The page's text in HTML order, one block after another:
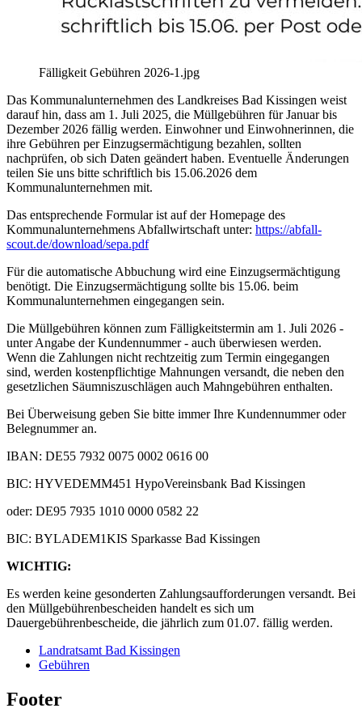
Fälligkeit Gebühren 2026-1.jpg
Das Kommunalunternehmen des Landkreises Bad Kissingen weist
darauf hin, dass am 1. Juli 2025, die Müllgebühren für Januar bis
Dezember 2026 fällig werden. Einwohner und Einwohnerinnen, die
ihre Gebühren per Einzugsermächtigung bezahlen, sollten
nachprüfen, ob sich Daten geändert haben. Eventuelle Änderungen
teilen Sie uns bitte schriftlich bis 15.06.2026 dem
Kommunalunternehmen mit.
Das entsprechende Formular ist auf der Homepage des
Kommunalunternehmens Abfallwirtschaft unter: https://abfall-
scout.de/download/sepa.pdf
Für die automatische Abbuchung wird eine Einzugsermächtigung
benötigt. Die Einzugsermächtigung sollte bis 15.06. beim
Kommunalunternehmen eingegangen sein.
Die Müllgebühren können zum Fälligkeitstermin am 1. Juli 2026 -
unter Angabe der Kundennummer - auch überwiesen werden.
Wenn die Zahlungen nicht rechtzeitig zum Termin eingegangen
sind, werden kostenpflichtige Mahnungen versandt, die neben den
gesetzlichen Säumniszuschlägen auch Mahngebühren enthalten.
Bei Überweisung geben Sie bitte immer Ihre Kundennummer oder
Belegnummer an.
IBAN: DE55 7932 0075 0002 0616 00
BIC: HYVEDEMM451 HypoVereinsbank Bad Kissingen
oder: DE95 7935 1010 0000 0582 22
BIC: BYLADEM1KIS Sparkasse Bad Kissingen
WICHTIG:
Es werden keine gesonderten Zahlungsaufforderungen versandt. Bei
den Müllgebührenbescheiden handelt es sich um
Dauergebührenbescheide, die jährlich zum 01.07. fällig werden.
Landratsamt Bad Kissingen
Gebühren
Footer